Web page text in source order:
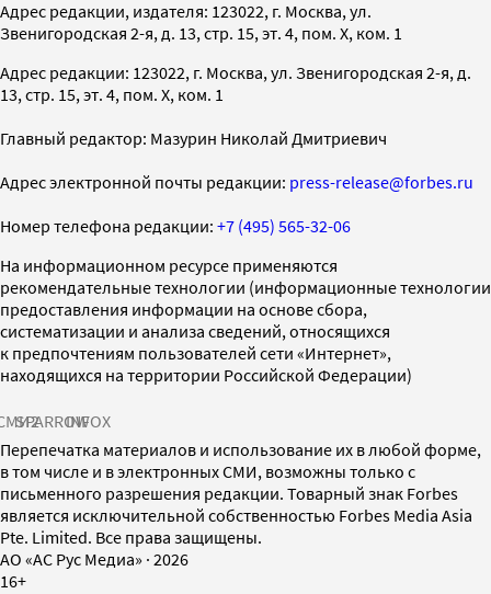
Адрес редакции, издателя: 123022, г. Москва, ул.
Звенигородская 2-я, д. 13, стр. 15, эт. 4, пом. X, ком. 1
Адрес редакции: 123022, г. Москва, ул. Звенигородская 2-я, д.
13, стр. 15, эт. 4, пом. X, ком. 1
Главный редактор: Мазурин Николай Дмитриевич
Адрес электронной почты редакции: press-release@forbes.ru
Номер телефона редакции: +7 (495) 565-32-06
На информационном ресурсе применяются
рекомендательные технологии (информационные технологии
предоставления информации на основе сбора,
систематизации и анализа сведений, относящихся
к предпочтениям пользователей сети «Интернет»,
находящихся на территории Российской Федерации)
SPARROWINFOX
Перепечатка материалов и использование их в любой форме,
в том числе и в электронных СМИ, возможны только с
письменного разрешения редакции. Товарный знак Forbes
является исключительной собственностью Forbes Media Asia
Pte. Limited. Все права защищены.
AO «АС Рус Медиа» · 2026
16+